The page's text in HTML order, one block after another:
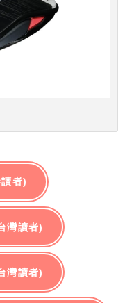
者)
灣讀者)
灣讀者)